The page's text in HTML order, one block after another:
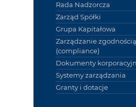
Rada Nadzorcza
Zarząd Spółki
Grupa Kapitałowa
Zarządzanie zgodnością
(compliance)
Dokumenty
Systemy zarządzania
Granty i dotacje